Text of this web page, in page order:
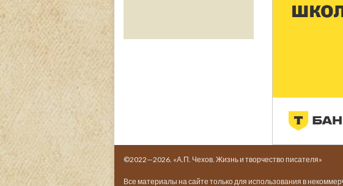
©2022—2026. «А.П. Чехов. Жизнь и творчество писателя»
Все материалы на сайте только для использования в